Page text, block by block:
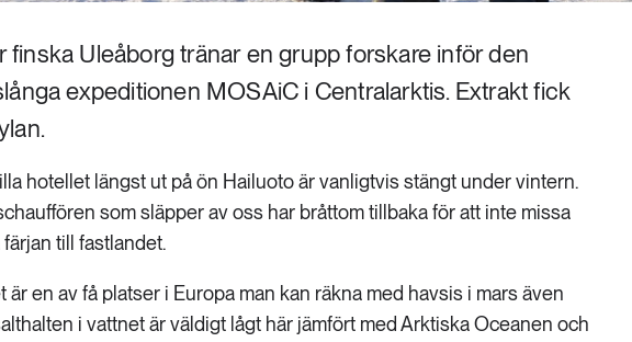
finska Uleåborg tränar en grupp forskare inför den
expeditionen MOSAiC i Centralarktis. Extrakt fick
hotellet längst ut på ön Hailuoto är vanligtvis stängt under vintern.
som släpper av oss har bråttom tillbaka för att inte missa
till fastlandet.
är en av få platser i Europa man kan räkna med havsis i mars även
i vattnet är väldigt lågt här jämfört med Arktiska Oceanen och